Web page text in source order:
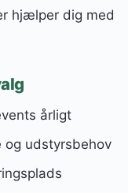
hjælper dig med
årligt
og udstyrsbehov